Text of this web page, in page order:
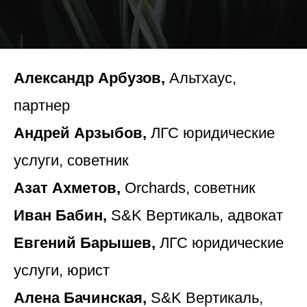
Александр Арбузов, Альтхаус,
партнер
Андрей Арзыбов, ЛГС юридические
услуги, советник
Азат Ахметов, Orchards, советник
Иван Бабин, S&K Вертикаль, адвокат
Евгений Барышев, ЛГС юридические
услуги, юрист
Алена Бачинская, S&K Вертикаль,